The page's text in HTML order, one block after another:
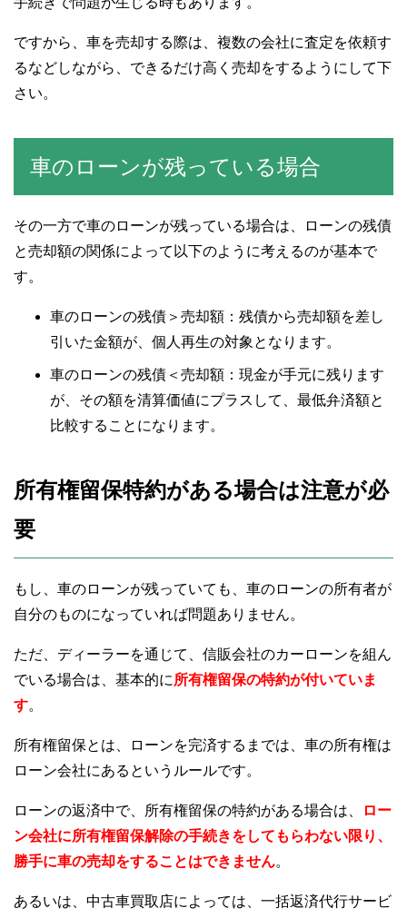
ですから、車を売却する際は、複数の会社に査定を依頼す
るなどしながら、できるだけ高く売却をするようにして下
さい。
車のローンが残っている場合
その一方で車のローンが残っている場合は、ローンの残債
と売却額の関係によって以下のように考えるのが基本で
す。
車のローンの残債＞売却額：残債から売却額を差し
引いた金額が、個人再生の対象となります。
車のローンの残債＜売却額：現金が手元に残ります
が、その額を清算価値にプラスして、最低弁済額と
比較することになります。
所有権留保特約がある場合は注意が必
要
もし、車のローンが残っていても、車のローンの所有者が
自分のものになっていれば問題ありません。
ただ、ディーラーを通じて、信販会社のカーローンを組ん
でいる場合は、基本的に所有権留保の特約が付いていま
す。
所有権留保とは、ローンを完済するまでは、車の所有権は
ローン会社にあるというルールです。
ローンの返済中で、所有権留保の特約がある場合は、
ロー
ン会社に所有権留保解除の手続きをしてもらわない限り、
勝手に車の売却をすることはできません。
あるいは、中古車買取店によっては、一括返済代行サービ